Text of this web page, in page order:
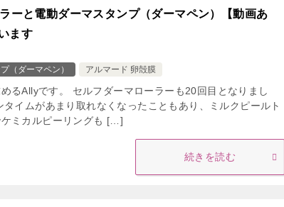
ーと電動ダーマスタンプ（ダーマペン）【動画あ
ます
（ダーマペン） アルマード 卵殻膜
るAllyです。 セルフダーマローラーも20回目となりまし
イムがあまり取れなくなったこともあり、ミルクピールト
ケミカルピーリングも […]
続きを読む